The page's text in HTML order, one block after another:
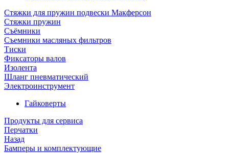
Стяжки для пружин подвески Макферсон
Стяжки пружин
Съёмники
Съемники масляных фильтров
Тиски
Фиксаторы валов
Изолента
Шланг пневматический
Электроинструмент
Гайковерты
Продукты для сервиса
Перчатки
Назад
Бамперы и комплектующие